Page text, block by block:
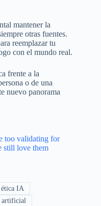
mantener la
otras fuentes.
reemplazar tu
con el mundo real.
frente a la
o de una
nuevo panorama
too validating for
still love them
ética IA